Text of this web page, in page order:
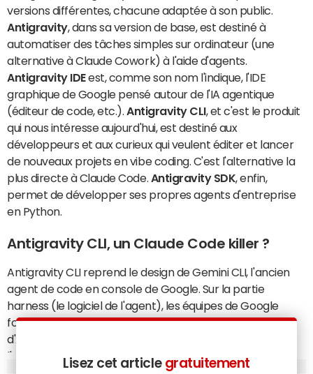
versions différentes, chacune adaptée à son public.
Antigravity, dans sa version de base, est destiné à
automatiser des tâches simples sur ordinateur (une
alternative à Claude Cowork) à l'aide d'agents.
Antigravity IDEest, comme son nom l'indique, l'IDE
graphique de Google pensé autour de l'IA agentique
(éditeur de code, etc.). Antigravity CLI, et c'est le produit
qui nous intéresse aujourd'hui, est destiné aux
développeurs et aux curieux qui veulent éditer et lancer
de nouveaux projets en vibe coding. C'est l'alternative la
plus directe à Claude Code. Antigravity SDK, enfin,
permet de développer ses propres agents d'entreprise
en Python.
Antigravity CLI, un Claude Code killer ?
Antigravity CLI reprend le design de Gemini CLI, l'ancien
agent de code en console de Google. Sur la partie
harness (le logiciel de l'agent), les équipes de Google
fondent l'ensemble de l'agent sur les règles motrices
d'Antigravity. Le but : unifier les marques et faire profiter
l'ensemble de la stack du harness d'Antigravity. L'agent
Lisez cet article gratuitement